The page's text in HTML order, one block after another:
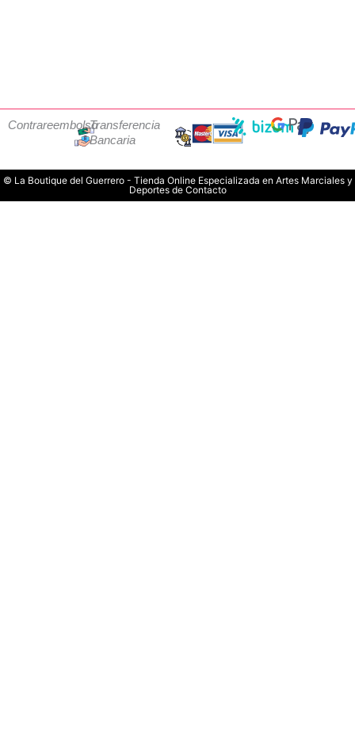
ContrareembolsoTransferencia
Bancaria
© La Boutique del Guerrero - Tienda Online Especializada en Artes Marciales y
Deportes de Contacto